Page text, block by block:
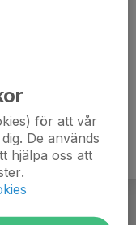
för att vår
De används
hjälpa oss att